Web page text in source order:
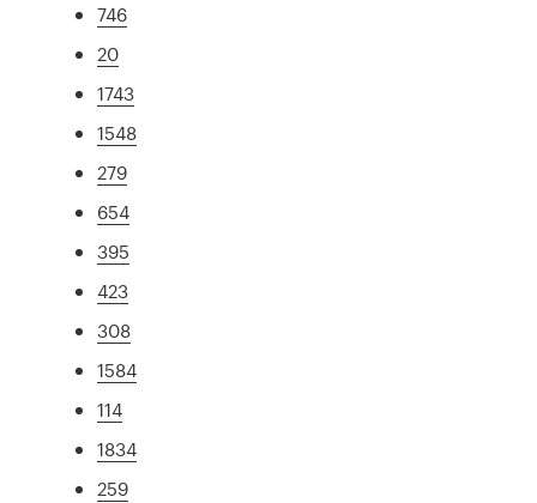
746
20
1743
1548
279
654
395
423
308
1584
114
1834
259